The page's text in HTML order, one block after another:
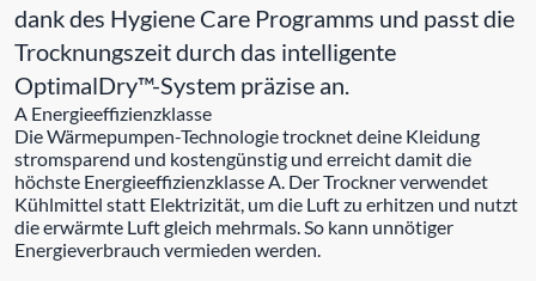
dank des Hygiene Care Programms und passt die
Trocknungszeit durch das intelligente
OptimalDry™-System präzise an.
A Energieeffizienzklasse
Die Wärmepumpen-Technologie trocknet deine Kleidung
stromsparend und kostengünstig und erreicht damit die
höchste Energieeffizienzklasse A. Der Trockner verwendet
Kühlmittel statt Elektrizität, um die Luft zu erhitzen und nutzt
die erwärmte Luft gleich mehrmals. So kann unnötiger
Energieverbrauch vermieden werden.